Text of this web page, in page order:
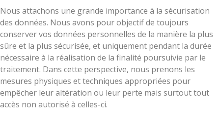
Nous attachons une grande importance à la sécurisation
des données. Nous avons pour objectif de toujours
conserver vos données personnelles de la manière la plus
sûre et la plus sécurisée, et uniquement pendant la durée
nécessaire à la réalisation de la finalité poursuivie par le
traitement. Dans cette perspective, nous prenons les
mesures physiques et techniques appropriées pour
empêcher leur altération ou leur perte mais surtout tout
accès non autorisé à celles-ci.